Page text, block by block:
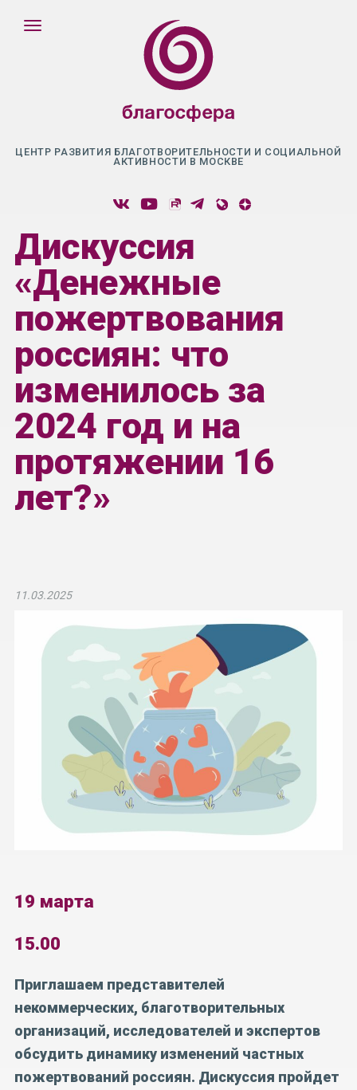
ЦЕНТР РАЗВИТИЯ БЛАГОТВОРИТЕЛЬНОСТИ И СОЦИАЛЬНОЙ
АКТИВНОСТИ В МОСКВЕ
Дискуссия
«Денежные
пожертвования
россиян: что
изменилось за
2024 год и на
протяжении 16
лет?»
11.03.2025
19 марта
15.00
Приглашаем представителей
некоммерческих, благотворительных
организаций, исследователей и экспертов
обсудить динамику изменений частных
пожертвований россиян. Дискуссия пройдет